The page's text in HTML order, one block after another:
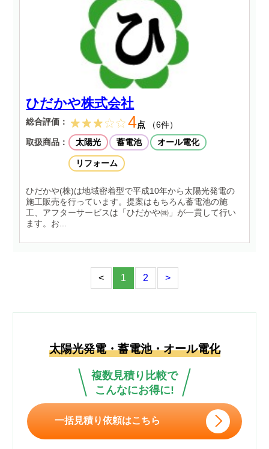
ひだかや株式会社
総合評価： 4点
（6件）
取扱商品：
太陽光 蓄電池 オール電化
リフォーム
ひだかや(株)は地域密着型で平成10年から太陽光発電の
施工販売を行っています。提案はもちろん蓄電池の施
工、アフターサービスは「ひだかや㈱」が一貫して行い
ます。お...
< 1 2 >
太陽光発電・蓄電池・オール電化
複数見積り比較で
こんなにお得に!
一括見積り依頼はこちら